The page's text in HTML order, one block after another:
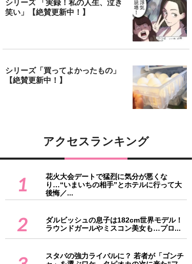
シリーズ 「実録！私の人生、泣き
笑い」【絶賛更新中！】
シリーズ「買ってよかったもの」
【絶賛更新中！】
アクセスランキング
1
花火大会デートで猛烈に気分が悪くな
り…“いまいちの相手”とホテルに行って大
後悔／...
2
ダルビッシュの息子は182cm世界モデル！
ラウンドガールやミスコン美女も…プロ...
スタバの強力ライバルに？ 若者が「ゴンチ